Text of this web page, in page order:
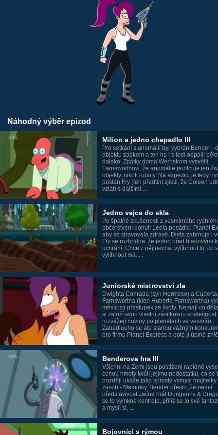
Náhodný výběr epizod
Milion a jedno chapadlo III
Pro setkání s anomálií byl vybrán Bender -
objektu zadkem a ten ho i s lodí odpálil
daleko. Zpátky doma Wernstrom vysvětlí
Farnsworthovi, že anomálie pohlcuje jen
objekty, nikoli roboty. Na expedici je tedy
poslán Fry (ten předtím zjistil, že Coleen
vztah s dalšími ...
Jedno vejce do skla
Po špatné zkušenosti z vesmírného
občerstvení donutí Leela posádku Planet
aby se stravovala zdravě. Dieta zahrnuje i
Fry se rozhodne, že jedno před hladovými
uchrání. Chce z něj nechat vylíhnout to, co
vylíhnout má. ...
Juniorské mistrovství zla
Dwighta Conrada (syn Hermese) a Cuberta
Farnswortha (klon Huberta Farnswortha)
měsíc za přestupek ze školy. Nemají co
si založí svou vlastní zásilkovou
rozvážejí noviny po planetách ve vesmíru.
Zanedlouho se ale stanou vážným
pro firmu Planet Express a poté ji úplně
Benderova hra III
Všichni na Zemi jsou postiženi rapidně
cenou hmoty kvůli jejímu nedostatku, co se
později ukáže jako sprostý výmysl majitelky
zásob - Maminky. Bender přesto, že nemá
představivost začne hrát Dungeons &
se to vymkne kontrole, příliš se to své
a myslí si, ...
Bojovníci s rýmou